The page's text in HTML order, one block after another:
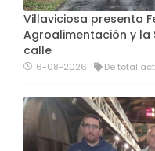
Villaviciosa presenta
Agroalimentación y la
calle
6-08-2026 De total